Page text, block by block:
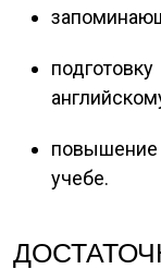
учебе.